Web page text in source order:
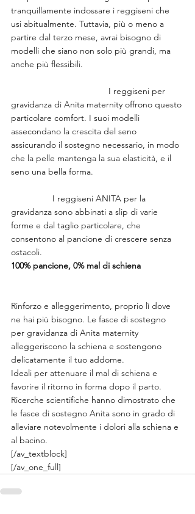
tranquillamente indossare i reggiseni che
usi abitualmente. Tuttavia, più o meno a
partire dal terzo mese, avrai bisogno di
modelli che siano non solo più grandi, ma
anche più flessibili.
I reggiseni per
gravidanza di Anita maternity offrono questo
particolare comfort. I suoi modelli
assecondano la crescita del seno
assicurando il sostegno necessario, in modo
che la pelle mantenga la sua elasticità, e il
seno una bella forma.
I reggiseni ANITA per la
gravidanza sono abbinati a slip di varie
forme e dal taglio particolare, che
consentono al pancione di crescere senza
ostacoli.
100% pancione, 0% mal di schiena
Rinforzo e alleggerimento, proprio lì dove
ne hai più bisogno. Le fasce di sostegno
per gravidanza di Anita maternity
alleggeriscono la schiena e sostengono
delicatamente il tuo addome.
Ideali per attenuare il mal di schiena e
favorire il ritorno in forma dopo il parto.
Ricerche scientifiche hanno dimostrato che
le fasce di sostegno Anita sono in grado di
alleviare notevolmente i dolori alla schiena e
al bacino.
[/av_textblock]
[/av_one_full]